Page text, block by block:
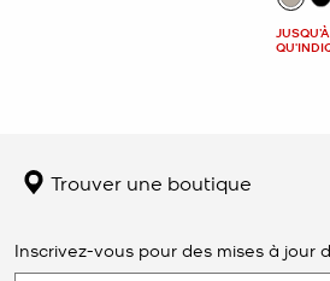
Trouver une boutique
Inscrivez-vous pour des mises à jour